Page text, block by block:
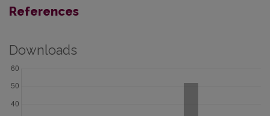
References
Downloads